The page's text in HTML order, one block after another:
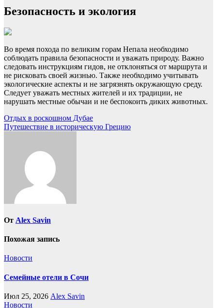
Безопасность и экология
Во время похода по великим горам Непала необходимо
соблюдать правила безопасности и уважать природу. Важно
следовать инструкциям гидов, не отклоняться от маршрута и
не рисковать своей жизнью. Также необходимо учитывать
экологические аспекты и не загрязнять окружающую среду.
Следует уважать местных жителей и их традиции, не
нарушать местные обычаи и не беспокоить диких животных.
Навигация
по
Отдых в роскошном Дубае
Путешествие в историческую Грецию
От Alex Savin
Похожая запись
Новости
Семейные отели в Сочи
Июл 25, 2026 Alex Savin
Новости